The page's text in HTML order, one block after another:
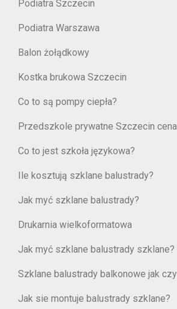
Podiatra Szczecin
Podiatra Warszawa
Balon żołądkowy
Kostka brukowa Szczecin
Co to są pompy ciepła?
Przedszkole prywatne Szczecin cena
Co to jest szkoła językowa?
Ile kosztują szklane balustrady?
Jak myć szklane balustrady?
Drukarnia wielkoformatowa
Jak myć szklane balustrady szklane?
Szklane balustrady balkonowe jak
Jak sie montuje balustrady szklane?